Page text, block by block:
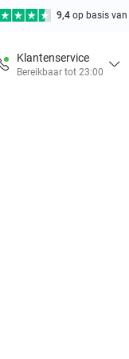
9,4 op basis van
Klantenservice
Bereikbaar tot 23:00